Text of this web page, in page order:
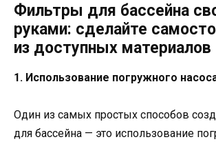
Фильтры для бассейна
руками: сделайте
из доступных материалов
1. Использование погружного
Один из самых простых способов
для бассейна — это использование